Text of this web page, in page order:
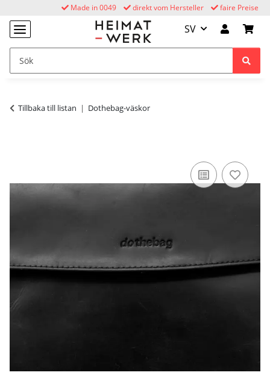
faire Preise
direkt vom Hersteller
Made in 0049
SV
Tillbaka till listan Dothebag-väskor